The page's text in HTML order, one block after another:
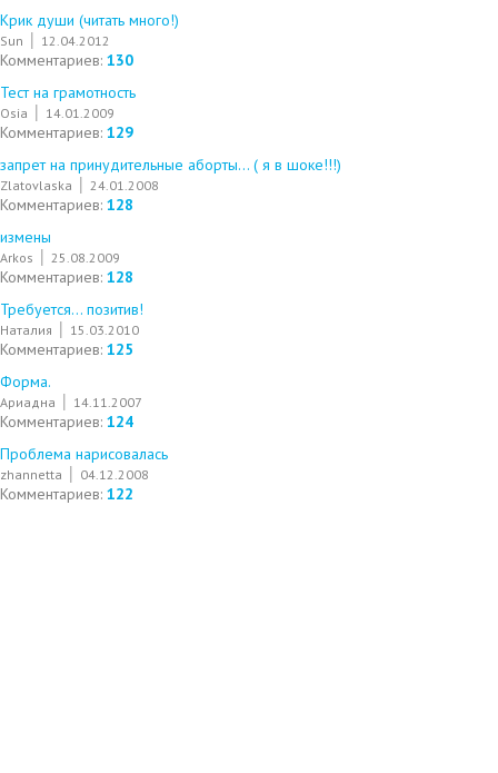
Крик души (читать много!)
Sun 12.04.2012
Комментариев: 130
Тест на грамотность
Osia 14.01.2009
Комментариев: 129
запрет на принудительные аборты... ( я в шоке!!!)
Zlatovlaska 24.01.2008
Комментариев: 128
измены
Arkos 25.08.2009
Комментариев: 128
Требуется... позитив!
Наталия 15.03.2010
Комментариев: 125
Форма.
Ариадна 14.11.2007
Комментариев: 124
Проблема нарисовалась
zhannetta 04.12.2008
Комментариев: 122